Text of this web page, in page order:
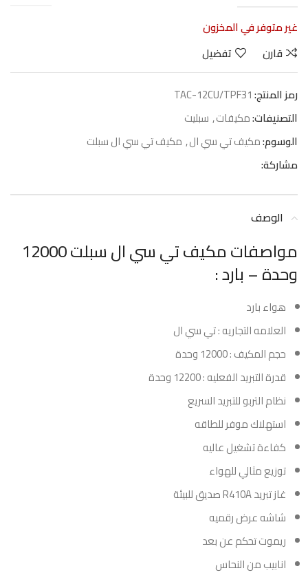
غير متوفر في المخزون
قارن
تفضيل
رمز المنتج:TAC-12CU/TPF31
التصنيفات:مكيفات, سبليت
الوسوم:مكيف تي سي ال, مكيف تي سي ال سبلت
مشاركة:
الوصف
مواصفات مكيف تي سي ال سبلت 12000
وحدة – بارد :
هواء بارد
العلامه التجاريه : تي سي ال
حجم المكيف : 12000 وحدة
قدرة التبريد الفعليه : 12200 وحدة
نظام التربو للتبريد السريع
استهلاك موفر للطاقه
كفاءة تشغيل عاليه
توزيع مثالي للهواء
غاز تبريد R410A صديق للبيئة
شاشه عرض رقميه
ريموت تحكم عن بعد
انابيب من النحاس